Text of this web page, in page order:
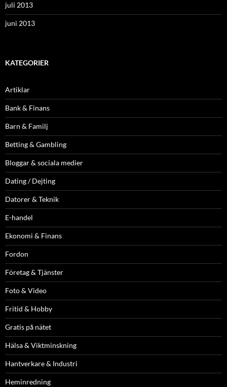
juli 2013
juni 2013
KATEGORIER
Artiklar
Bank & Finans
Barn & Familj
Betting & Gambling
Bloggar & sociala medier
Dating / Dejting
Datorer & Teknik
E-handel
Ekonomi & Finans
Fordon
Företag & Tjänster
Foto & Video
Fritid & Hobby
Gratis på nätet
Hälsa & Viktminskning
Hantverkare & Industri
Heminredning